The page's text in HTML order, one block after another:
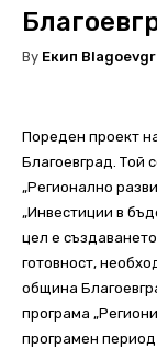
By Екип
Пореден проект
Благоевград. Той
„Регионално
„Инвестиции в
цел е
готовност,
община
програма
програмен период